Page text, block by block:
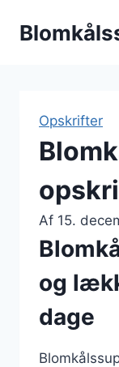
Opskrifter
Af 15.
og
dage